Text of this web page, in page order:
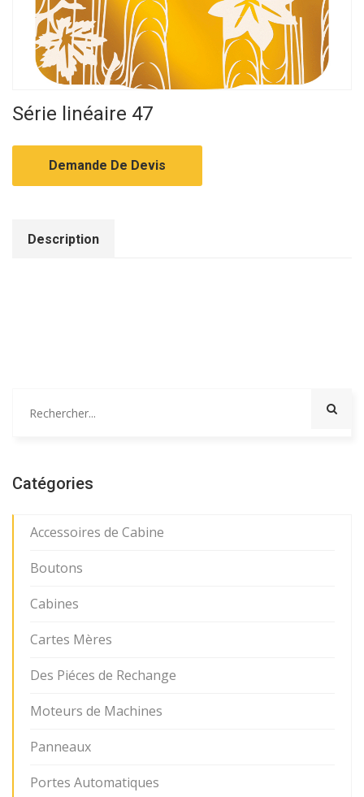
Série linéaire 47
Demande De Devis
Description
Catégories
Accessoires de Cabine
Boutons
Cabines
Cartes Mères
Des Piéces de Rechange
Moteurs de Machines
Panneaux
Portes Automatiques